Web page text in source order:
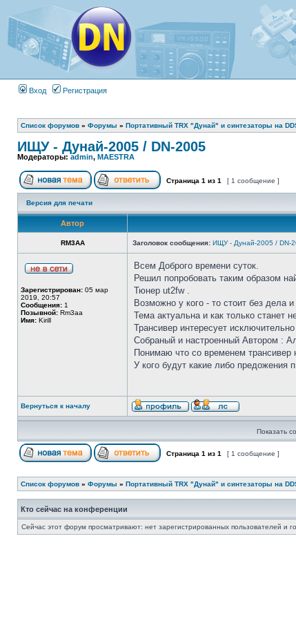
Вход Регистрация
Список форумов » Форумы » Портативный TRX "Дунай" и синтезаторы на
ИЩУ - Дунай-2005 / DN-2005
Модераторы:admin, MAESTRA
Страница 1 из 1 [ 1 сообщение ]
Версия для печати
Автор
RM3AA Заголовок сообщения: ИЩУ - Дунай-2005 / DN-
Зарегистрирован: 05 мар
2019, 20:57
Сообщения: 1
Позывной: Rm3aa
Имя: Kirill
Всем Доброго времени суток.
Решил попробовать таким образом
Тюнер ut2fw .
Возможно у кого - то стоит без дела
Тема актуальна и как только станет
Трансивер интересует
Собраный и настроенный Автором :
Понимаю что со временем трансивер
У кого будут какие либо
Вернуться к началу
Показать
Страница 1 из 1 [ 1 сообщение ]
Список форумов » Форумы » Портативный TRX "Дунай" и синтезаторы на
Кто сейчас на конференции
Сейчас этот форум просматривают: нет зарегистрированных пользователей и